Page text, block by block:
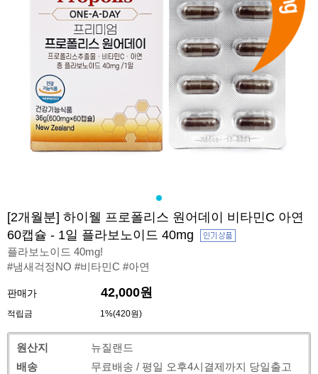
[2개월분] 하이웰 프로폴리스 원어데이 비타민C 아연
60캡슐 - 1일 플라보노이드 40mg
플라보노이드 40mg!
#냄새걱정NO #비타민C #아연
판매가 42,000원
적립금 1%(420원)
원산지
뉴질랜드
배송
무료배송 / 평일 오후4시결제까지 당일출고